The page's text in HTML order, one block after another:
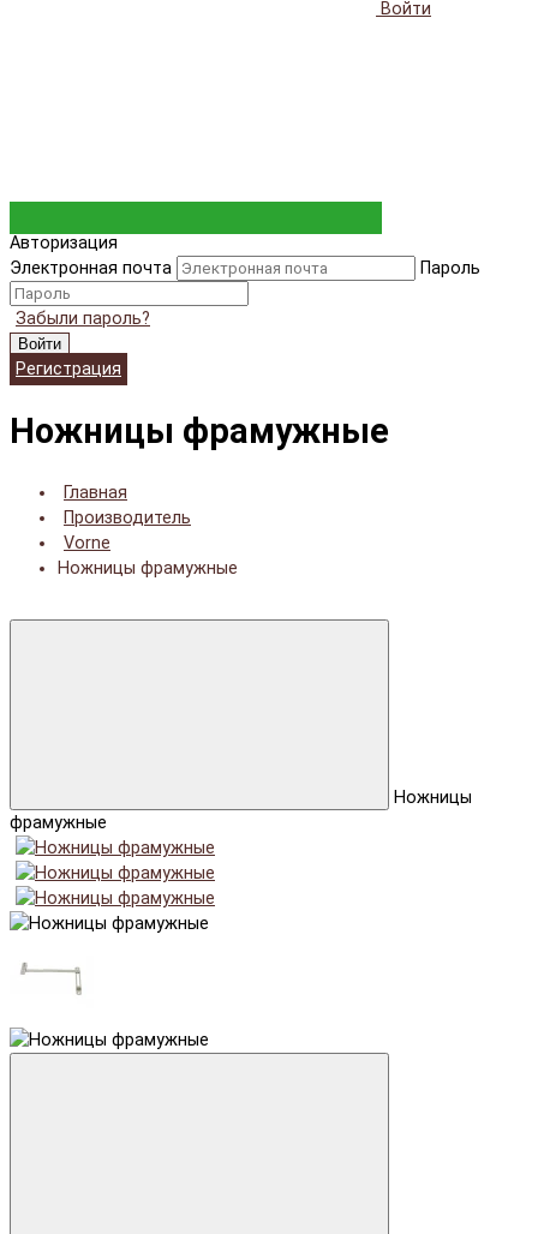
Войти
Авторизация
Электронная почта
Пароль
Забыли пароль?
Войти
Регистрация
Ножницы фрамужные
Главная
Производитель
Vorne
Ножницы фрамужные
Ножницы
фрамужные